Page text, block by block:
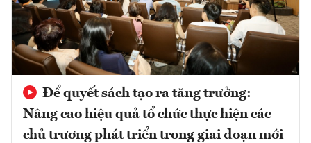
Để quyết sách tạo ra tăng trưởng:
Nâng cao hiệu quả tổ chức thực hiện các
chủ trương phát triển trong giai đoạn mới